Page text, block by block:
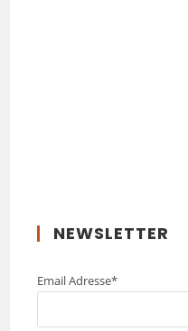
NEWSLETTER
Email Adresse*